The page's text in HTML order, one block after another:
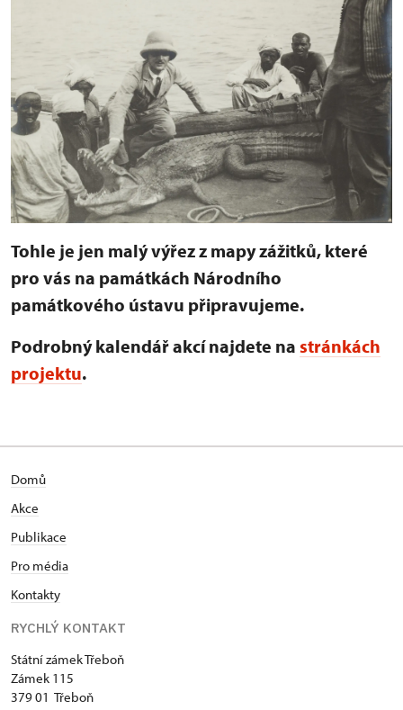
Tohle je jen malý výřez z mapy zážitků, které
pro vás na památkách Národního
památkového ústavu připravujeme.
Podrobný kalendář akcí najdete na stránkách
projektu.
Domů
Akce
Publikace
Pro média
Kontakty
RYCHLÝ KONTAKT
Státní zámek Třeboň
Zámek 115
379 01 Třeboň